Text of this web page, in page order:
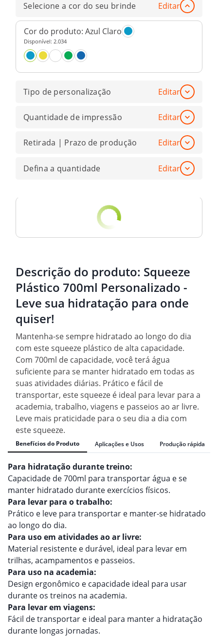
Selecione a cor do seu brinde Editar
Cor do produto: Azul Claro
Disponível: 2.034
Tipo de personalização Editar
Quantidade de impressão Editar
Retirada | Prazo de produção Editar
Defina a quantidade Editar
Descrição do produto: Squeeze
Plástico 700ml Personalizado -
Leve sua hidratação para onde
quiser!
Mantenha-se sempre hidratado ao longo do dia
com este squeeze plástico de alta capacidade.
Com 700ml de capacidade, você terá água
suficiente para se manter hidratado em todas as
suas atividades diárias. Prático e fácil de
transportar, este squeeze é ideal para levar para a
academia, trabalho, viagens e passeios ao ar livre.
Leve mais praticidade para o seu dia a dia com
este squeeze.
Benefícios do Produto Aplicações e Usos Produção rápida
Para hidratação durante treino:
Capacidade de 700ml para transportar água e se
manter hidratado durante exercícios físicos.
Para levar para o trabalho:
Prático e leve para transportar e manter-se hidratado
ao longo do dia.
Para uso em atividades ao ar livre:
Material resistente e durável, ideal para levar em
trilhas, acampamentos e passeios.
Para uso na academia:
Design ergonômico e capacidade ideal para usar
durante os treinos na academia.
Para levar em viagens:
Fácil de transportar e ideal para manter a hidratação
durante longas jornadas.